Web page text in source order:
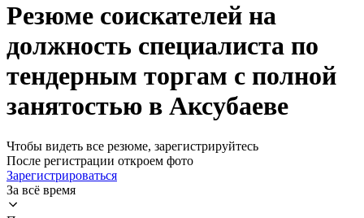
Резюме соискателей на
должность специалиста по
тендерным торгам с полной
занятостью в Аксубаеве
Чтобы видеть все резюме, зарегистрируйтесь
После регистрации откроем фото
Зарегистрироваться
За всё время